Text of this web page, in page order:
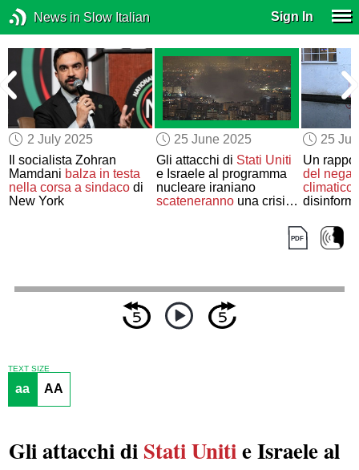
News in Slow Italian Sign In
2 July 2025
Il socialista Zohran
Mamdani balza in testa
nella corsa a sindaco di
New York
25 June 2025
Gli attacchi di Stati Uniti
e Israele al programma
nucleare iraniano
scatenerannouna crisi
25
Un
del
climatico
TEXT SIZE
aa AA
Gli attacchi di Stati Unitie Israele al